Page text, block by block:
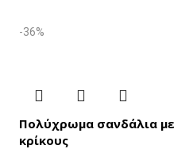
-36%
Πολύχρωμα σανδάλια με
κρίκους